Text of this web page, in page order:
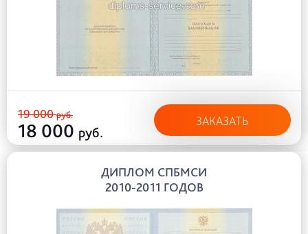
19 000руб.
18 000 руб.
ЗАКАЗАТЬ
ДИПЛОМ СПБМСИ
2010-2011 ГОДОВ